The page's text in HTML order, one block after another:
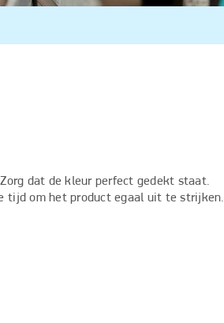
dat de kleur perfect gedekt staat.
tijd om het product egaal uit te strijken.